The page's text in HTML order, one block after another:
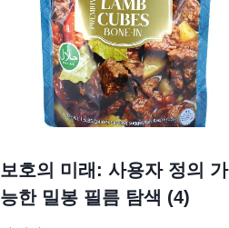
보호의 미래: 사용자 정의 가
능한 밀봉 필름 탐색 (4)